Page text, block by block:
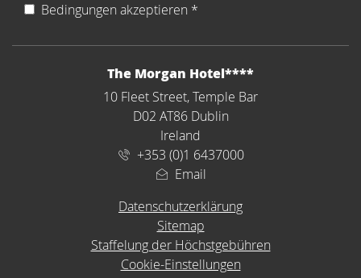
Impressum
Bedingungen akzeptieren *
The Morgan Hotel****
10 Fleet Street, Temple Bar
D02 AT86 Dublin
Ireland
+353 (0)1 6437000
Email
Datenschutzerklärung
Sitemap
Staffelung der Höchstgebühren
Cookie-Einstellungen